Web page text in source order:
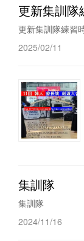
更新集訓隊
更新集訓隊練習
2025/02/11
集訓隊
集訓隊
2024/11/16